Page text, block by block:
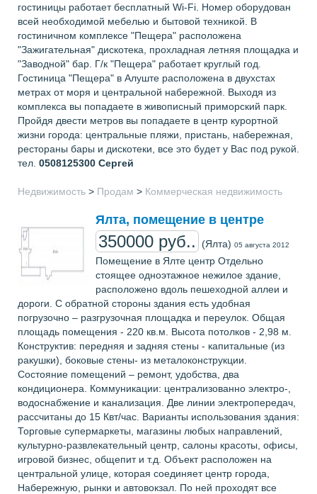
гостиницы работает бесплатный Wi-Fi. Номер оборудован
всей необходимой мебелью и бытовой техникой. В
гостиничном комплексе "Пещера" расположена
"Зажигательная" дискотека, прохладная летняя площадка и
"Заводной" бар. Г/к "Пещера" работает круглый год.
Гостиница "Пещера" в Алуште расположена в двухстах
метрах от моря и центральной набережной. Выходя из
комплекса вы попадаете в живописный приморский парк.
Пройдя двести метров вы попадаете в центр курортной
жизни города: центральные пляжи, пристань, набережная,
рестораны бары и дискотеки, все это будет у Вас под рукой.
тел. 0508125300 Сергей
Недвижимость > Продам > Коммерческая недвижимость
Ялта, помещение в центре
350000 руб.. (Ялта) 05 августа 2012
Помещение в Ялте центр Отдельно
стоящее одноэтажное нежилое здание,
расположено вдоль пешеходной аллеи и
дороги. С обратной стороны здания есть удобная
погрузочно – разгрузочная площадка и переулок. Общая
площадь помещения - 220 кв.м. Высота потолков - 2,98 м.
Конструктив: передняя и задняя стены - капитальные (из
ракушки), боковые стены- из металоконструкции.
Состояние помещений – ремонт, удобства, два
кондиционера. Коммуникации: централизованно электро-,
водоснабжение и канализация. Две линии электропередач,
рассчитаны до 15 Квт/час. Варианты использования здания:
Торговые супермаркеты, магазины любых направлений,
культурно-развлекательный центр, салоны красоты, офисы,
игровой бизнес, общепит и т.д. Объект расположен на
центральной улице, которая соединяет центр города,
Набережную, рынки и автовокзал. По ней проходят все